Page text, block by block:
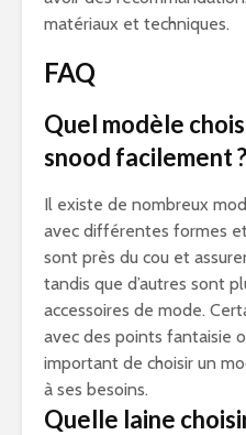
matériaux et techniques.
FAQ
Quel modèle
snood facilement ?
Il existe de nombreux
avec différentes formes
sont près du cou et
tandis que d’autres sont
accessoires de mode.
avec des points fantaisie
important de choisir un
à ses besoins.
Quelle laine